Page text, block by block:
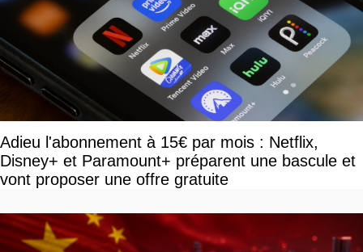
Adieu l'abonnement à 15€ par mois : Netflix,
Disney+ et Paramount+ préparent une bascule et
vont proposer une offre gratuite